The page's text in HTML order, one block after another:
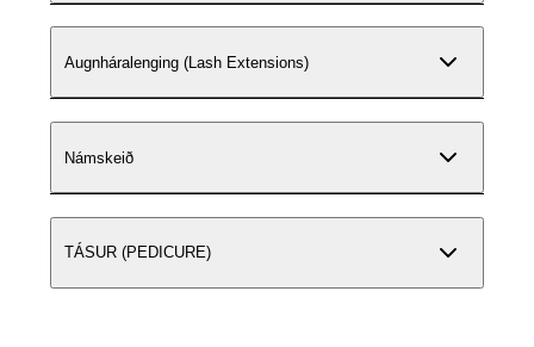
Augnháralenging (Lash Extensions)
Námskeið
TÁSUR (PEDICURE)